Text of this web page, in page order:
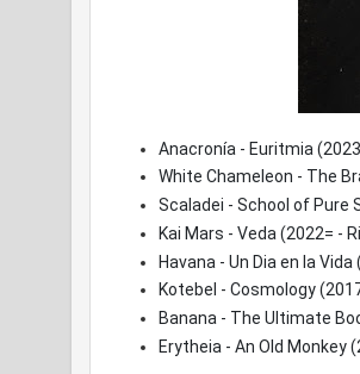
Anacronía - Euritmia
White Chameleon - The
Scaladei - School of Pure
Kai Mars - Veda (2022= -
Havana - Un Dia en la
Kotebel - Cosmology
Banana - The Ultimate
Erytheia - An Old Monkey